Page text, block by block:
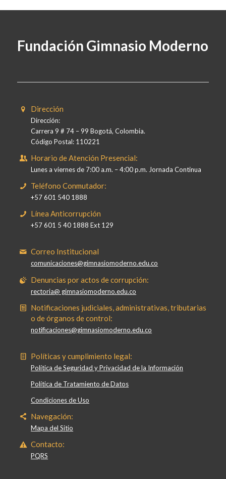
Fundación Gimnasio Moderno
Dirección
Dirección:
Carrera 9 # 74 – 99 Bogotá, Colombia.
Código Postal: 110221
Horario de Atención Presencial:
Lunes a viernes de 7:00 a.m. – 4:00 p.m. Jornada Continua
Teléfono Conmutador:
+57 601 540 1888
Línea Anticorrupción
+57 601 5 40 1888 Ext 129
Correo Institucional
comunicaciones@gimnasiomoderno.edu.co
Denuncias por actos de corrupción:
rectoria@ gimnasiomoderno.edu.co
Notificaciones judiciales, administrativas, tributarias
o de órganos de control:
notificaciones@gimnasiomoderno.edu.co
Políticas y cumplimiento legal:
Política de Seguridad y Privacidad de la Información
Política de Tratamiento de Datos
Condiciones de Uso
Navegación:
Mapa del Sitio
Contacto:
PQRS